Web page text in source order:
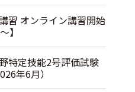
習 オンライン講習開始
】
特定技能2号評価試験
年6月）